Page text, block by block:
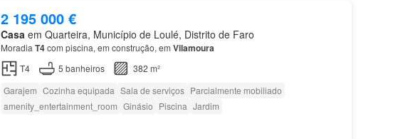
2 195 000 €
Casaem Quarteira, Município de Loulé, Distrito de Faro
Moradia T4com piscina, em construção, em Vilamoura
T4 5 banheiros
382 m²
Garajem Cozinha equipada Sala de serviços Parcialmente mobiliado
amenity_entertainment_room Ginásio Piscina Jardim